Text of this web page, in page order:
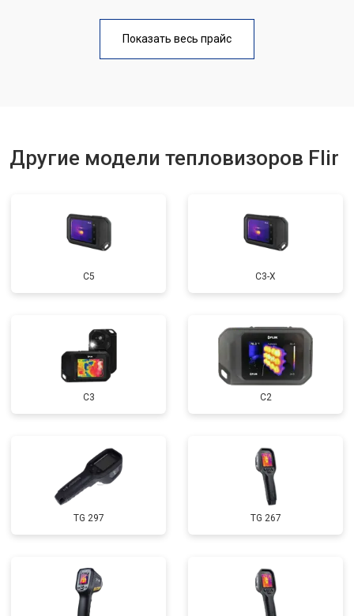
Показать весь прайс
Другие модели тепловизоров Flir
С5 С3-Х
С3 C2
TG 297 TG 267